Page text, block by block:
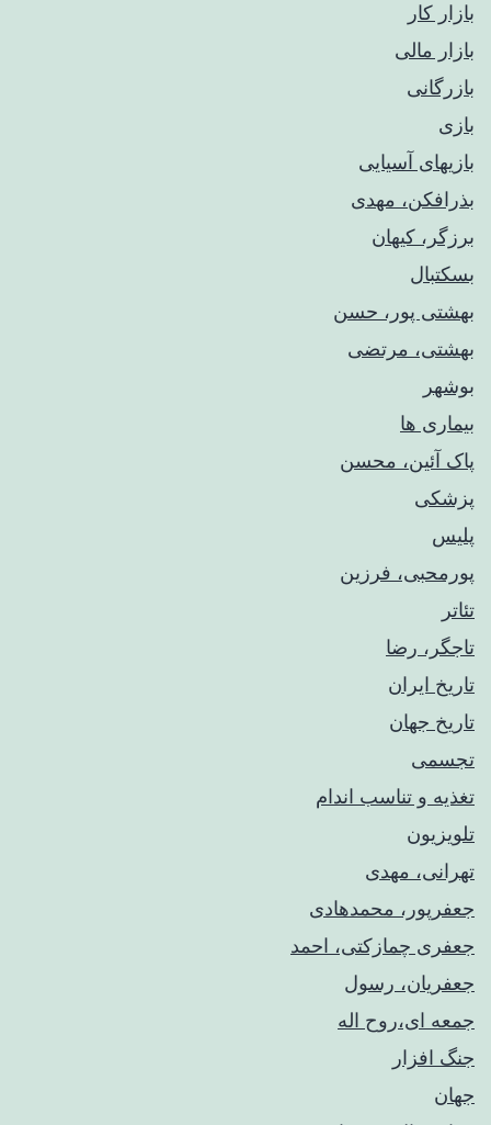
بازار کار
بازار مالی
بازرگانی
بازی
بازیهای آسیایی
بذرافکن، مهدی
برزگر، کیهان
بسکتبال
بهشتی پور، حسن
بهشتی، مرتضی
بوشهر
بیماری ها
پاک آئین، محسن
پزشکی
پلیس
پورمحبی، فرزین
تئاتر
تاجگر، رضا
تاریخ ایران
تاریخ جهان
تجسمی
تغذیه و تناسب اندام
تلویزیون
تهرانی، مهدی
جعفرپور، محمدهادی
جعفری چمازکتی، احمد
جعفریان، رسول
جمعه ای،روح اله
جنگ افزار
جهان